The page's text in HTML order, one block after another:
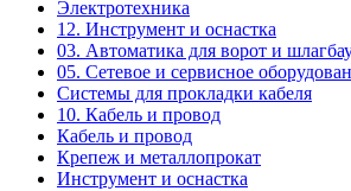
Электротехника
12. Инструмент и оснастка
03. Автоматика для ворот и
05. Сетевое и сервисное
Системы для прокладки кабеля
10. Кабель и провод
Кабель и провод
Крепеж и металлопрокат
Инструмент и оснастка